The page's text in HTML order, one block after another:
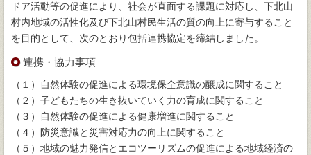
ドア活動等の促進により、社会が直面する課題に対応し、下北山
村内地域の活性化及び下北山村民生活の質の向上に寄与すること
を目的として、次のとおり包括連携協定を締結しました。
連携・協力事項
（１）自然体験の促進による環境保全意識の醸成に関すること
（２）子どもたちの生き抜いていく力の育成に関すること
（３）自然体験の促進による健康増進に関すること
（４）防災意識と災害対応力の向上に関すること
（５）地域の魅力発信とエコツーリズムの促進による地域経済の